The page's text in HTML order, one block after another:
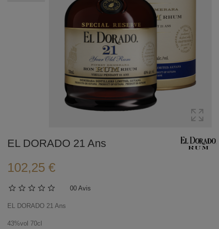
EL DORADO 21 Ans
102,25 €
00 Avis
EL DORADO 21 Ans
43%vol 70cl